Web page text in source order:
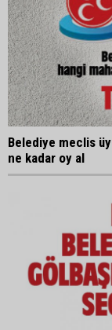
Belediye meclis
ne kadar oy al